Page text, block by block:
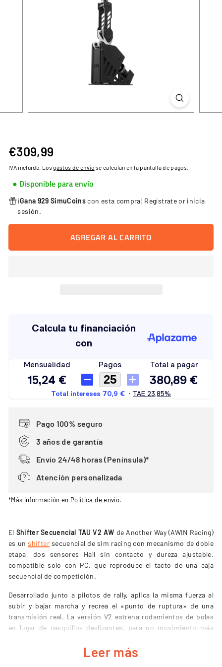
Precio
habitual
€309,99
IVA incluido. Losgastos de envío se calculan en la pantalla de pagos.
● Disponible para envío
¡Gana 929 SimuCoinscon esta compra! Regístrateor inicia
sesión.
AGREGAR AL CARRITO
Pago 100% seguro
3 años de garantía
Envío 24/48 horas (Península)*
Atención personalizada
*Más información en Política de envío.
El Shifter Secuencial TAU V2 AW de Another Way (AWIN Racing)
es unshiftersecuencial de sim racing con mecanismo de doble
etapa, dos sensores Hall sin contacto y dureza ajustable,
compatible solo con PC, que reproduce el tacto de una caja
secuencial de competición.
Desarrollado junto a pilotos de rally, aplica la misma fuerza al
subir y bajar marcha y recrea el «punto de ruptura» de una
transmisión real. La versión V2 estrena rodamientos de bolas
en lugar de casquillos deslizantes, para un movimiento más
Leer más